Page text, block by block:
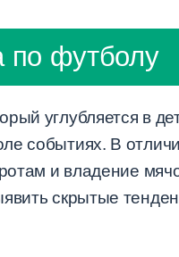
по футболу
углубляется в
событиях. В
и владение
скрытые